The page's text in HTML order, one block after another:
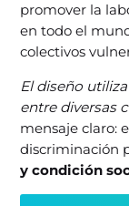
promover la
en todo el
colectivos
El diseño
entre diversas
mensaje claro:
discriminación
y condición